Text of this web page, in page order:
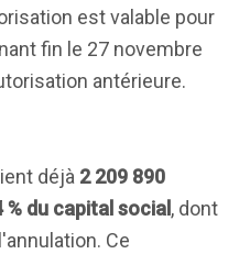
est valable pour
fin le 27 novembre
antérieure.
déjà 2 209 890
% du capital social , dont
Ce